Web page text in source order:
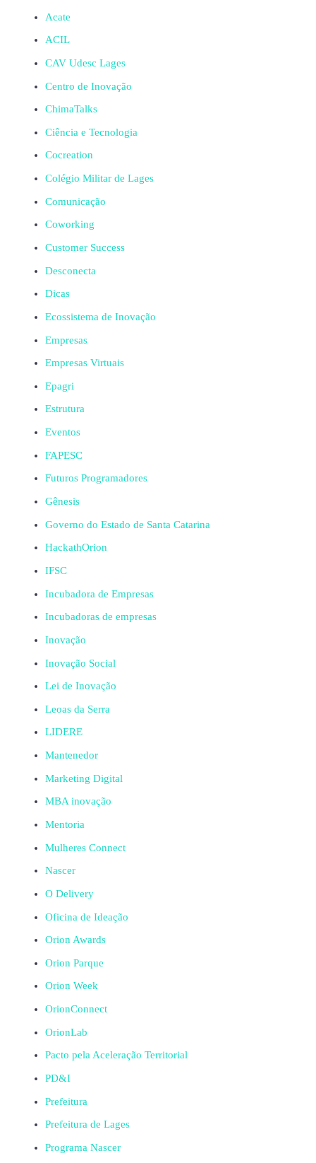
Acate
ACIL
CAV Udesc Lages
Centro de Inovação
ChimaTalks
Ciência e Tecnologia
Cocreation
Colégio Militar de Lages
Comunicação
Coworking
Customer Success
Desconecta
Dicas
Ecossistema de Inovação
Empresas
Empresas Virtuais
Epagri
Estrutura
Eventos
FAPESC
Futuros Programadores
Gênesis
Governo do Estado de Santa Catarina
HackathOrion
IFSC
Incubadora de Empresas
Incubadoras de empresas
Inovação
Inovação Social
Lei de Inovação
Leoas da Serra
LIDERE
Mantenedor
Marketing Digital
MBA inovação
Mentoria
Mulheres Connect
Nascer
O Delivery
Oficina de Ideação
Orion Awards
Orion Parque
Orion Week
OrionConnect
OrionLab
Pacto pela Aceleração Territorial
PD&I
Prefeitura
Prefeitura de Lages
Programa Nascer